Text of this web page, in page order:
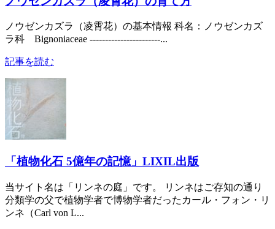
ノウゼンカズラ（凌霄花）の基本情報 科名：ノウゼンカズ
ラ科 Bignoniaceae -----------------------...
記事を読む
「植物化石 5億年の記憶」LIXIL出版
当サイト名は「リンネの庭」です。 リンネはご存知の通り
分類学の父で植物学者で博物学者だったカール・フォン・リ
ンネ（Carl von L...